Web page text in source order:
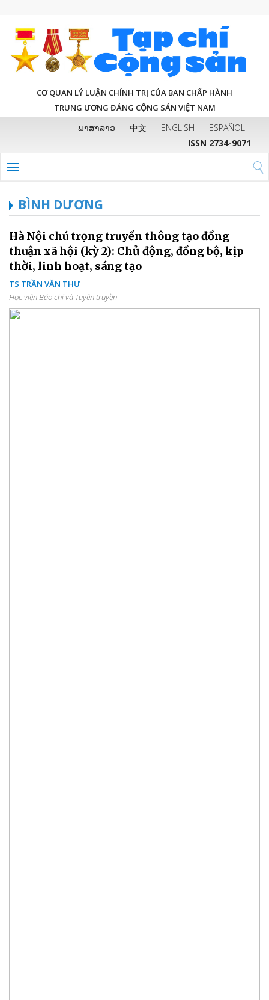
CƠ QUAN LÝ LUẬN CHÍNH TRỊ CỦA BAN CHẤP HÀNH
TRUNG ƯƠNG ĐẢNG CỘNG SẢN VIỆT NAM
ພາສາລາວ 中文 ENGLISH
ESPAÑOL
ISSN 2734-9071
BÌNH DƯƠNG
Hà Nội chú trọng truyền thông tạo đồng
thuận xã hội (kỳ 2): Chủ động, đồng bộ, kịp
thời, linh hoạt, sáng tạo
TS TRẦN VĂN THƯ
Học viện Báo chí và Tuyên truyền